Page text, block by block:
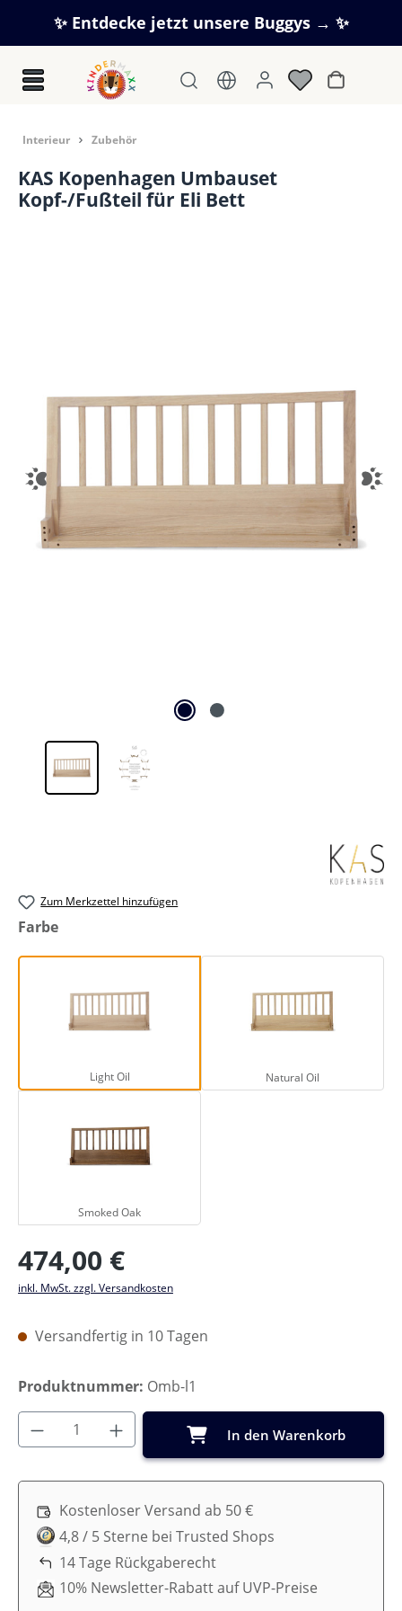
Zum Hauptinhalt springen
✨ Entdecke jetzt unsere Buggys → ✨
In­te­ri­eur Zubehör
KAS Kopenhagen Umbauset
Kopf-/Fußteil für Eli Bett
Zum Merkzettel hinzufügen
auswählen
Farbe
Light Oil
Light Oil
Natural Oil
Natural Oil
Smoked Oak
Smoked Oak
Regulärer Preis:
474,00 €
inkl. MwSt. zzgl. Versandkosten
Versandfertig in 10 Tagen
Produktnummer: Omb-l1
Produkt Anzahl: Gib den gewünschten
In den Warenkorb
Kostenloser Versand ab 50 €
4,8 / 5 Sterne bei Trusted Shops
14 Tage Rückgaberecht
10% Newsletter-Rabatt auf UVP-Preise